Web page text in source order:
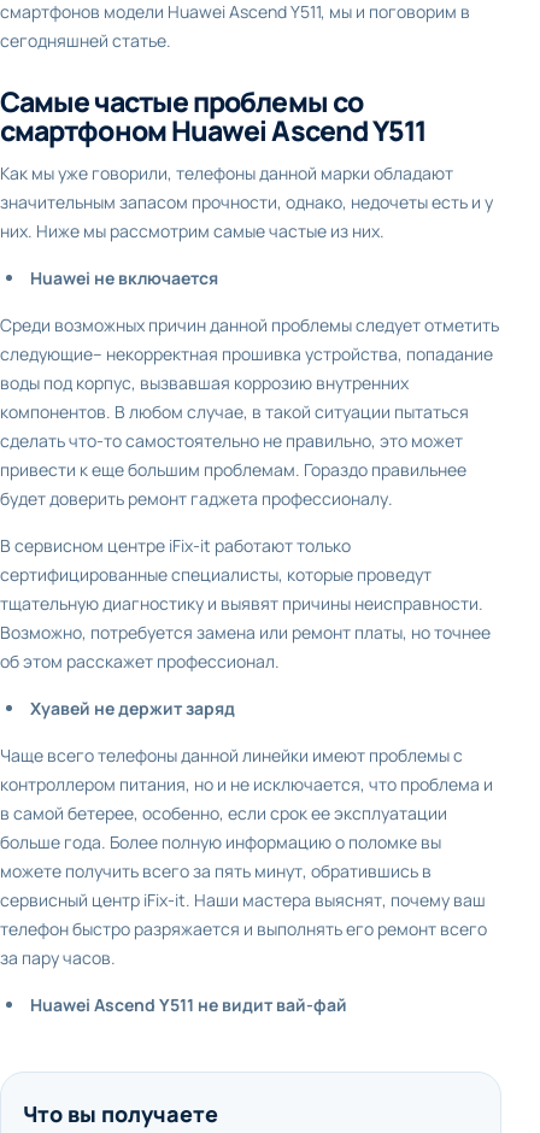
смартфонов модели Huawei Ascend Y511, мы и поговорим в
сегодняшней статье.
Самые частые проблемы со
смартфоном Huawei Ascend Y511
Как мы уже говорили, телефоны данной марки обладают
значительным запасом прочности, однако, недочеты есть и у
них. Ниже мы рассмотрим самые частые из них.
Huawei не включается
Среди возможных причин данной проблемы следует отметить
следующие– некорректная прошивка устройства, попадание
воды под корпус, вызвавшая коррозию внутренних
компонентов. В любом случае, в такой ситуации пытаться
сделать что-то самостоятельно не правильно, это может
привести к еще большим проблемам. Гораздо правильнее
будет доверить ремонт гаджета профессионалу.
В сервисном центре iFix-it работают только
сертифицированные специалисты, которые проведут
тщательную диагностику и выявят причины неисправности.
Возможно, потребуется замена или ремонт платы, но точнее
об этом расскажет профессионал.
Хуавей не держит заряд
Чаще всего телефоны данной линейки имеют проблемы с
контроллером питания, но и не исключается, что проблема и
в самой бетерее, особенно, если срок ее эксплуатации
больше года. Более полную информацию о поломке вы
можете получить всего за пять минут, обратившись в
сервисный центр iFix-it. Наши мастера выяснят, почему ваш
телефон быстро разряжается и выполнять его ремонт всего
за пару часов.
Huawei Ascend Y511 не видит вай-фай
Что вы получаете